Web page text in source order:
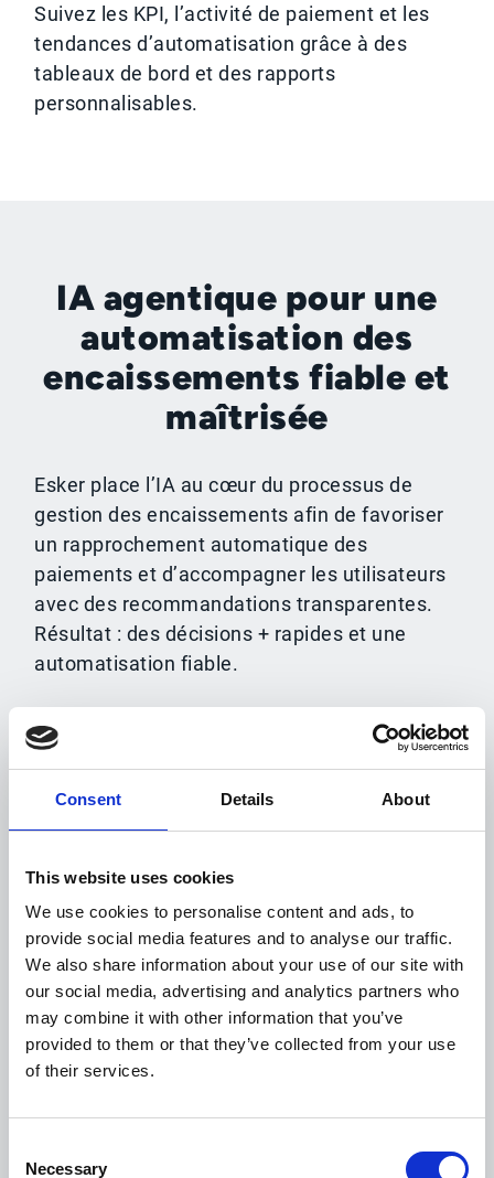
Consent Details About
This website uses cookies
We use cookies to personalise content and ads, to
provide social media features and to analyse our traffic.
We also share information about your use of our site with
our social media, advertising and analytics partners who
may combine it with other information that you’ve
provided to them or that they’ve collected from your use
of their services.
Selection
Necessary
Suivez les KPI, l’activité de paiement et les
tendances d’automatisation grâce à des
tableaux de bord et des rapports
personnalisables.
IA agentique pour une
automatisation des
encaissements fiable et
maîtrisée
Esker place l’IA au cœur du processus de
gestion des encaissements afin de favoriser
un rapprochement automatique des
paiements et d’accompagner les utilisateurs
avec des recommandations transparentes.
Résultat : des décisions + rapides et une
automatisation fiable.
Rapprochement automatique des
Suggestions de rapprochement
transparentes
Chaque suggestion est enrichie
d'informations contextuelles
permettant aux utilisateurs de
comprendre rapidement pourquoi elle
est proposée et de la valider en toute
confiance.
Les utilisateurs gardent la main sur la
validation et les exceptions lorsqu’une